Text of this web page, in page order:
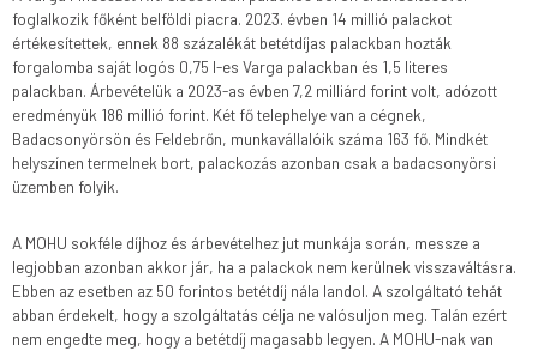
foglalkozik főként belföldi piacra. 2023. évben 14 millió palackot
értékesítettek, ennek 88 százalékát betétdíjas palackban hozták
forgalomba saját logós 0,75 l-es Varga palackban és 1,5 literes
palackban. Árbevételük a 2023-as évben 7,2 milliárd forint volt, adózott
eredményük 186 millió forint. Két fő telephelye van a cégnek,
Badacsonyörsön és Feldebrőn, munkavállalóik száma 163 fő. Mindkét
helyszínen termelnek bort, palackozás azonban csak a badacsonyörsi
üzemben folyik.
A MOHU sokféle díjhoz és árbevételhez jut munkája során, messze a
legjobban azonban akkor jár, ha a palackok nem kerülnek visszaváltásra.
Ebben az esetben az 50 forintos betétdíj nála landol. A szolgáltató tehát
abban érdekelt, hogy a szolgáltatás célja ne valósuljon meg. Talán ezért
nem engedte meg, hogy a betétdíj magasabb legyen. A MOHU-nak van